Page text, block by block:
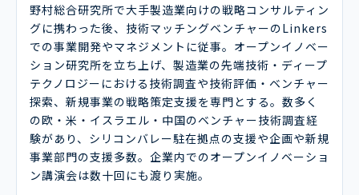
野村総合研究所で大手製造業向けの戦略コンサルティン
グに携わった後、技術マッチングベンチャーのLinkers
での事業開発やマネジメントに従事。オープンイノベー
ション研究所を立ち上げ、製造業の先端技術・ディープ
テクノロジーにおける技術調査や技術評価・ベンチャー
探索、新規事業の戦略策定支援を専門とする。数多く
の欧・米・イスラエル・中国のベンチャー技術調査経
験があり、シリコンバレー駐在拠点の支援や企画や新規
事業部門の支援多数。企業内でのオープンイノベーショ
ン講演会は数十回にも渡り実施。